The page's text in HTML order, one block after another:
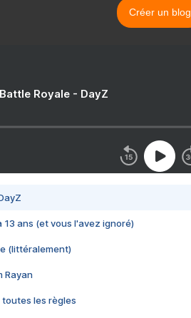
Créer un blog
Royale - DayZ
13 ans (et vous l'avez ignoré)
(littéralement)
Rayan
toutes les règles